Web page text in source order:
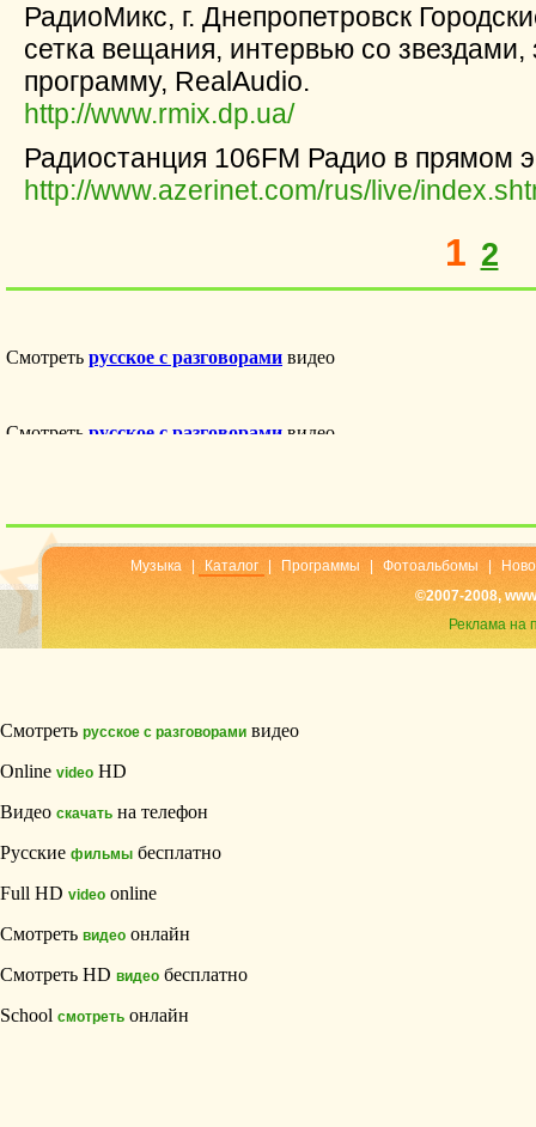
РадиоМикс, г. Днепропетровск
сетка вещания, интервью со
программу, RealAudio.
http://www.rmix.dp.ua/
Радиостанция 106FM Радио в прямом
http://www.azerinet.com/rus/live/
1 2
Музыка Каталог Программы Фотоальбомы
©2007-2008,
Реклама на
Смотреть русское с разговорами видео
Online video HD
Видео скачать на телефон
Русские фильмы бесплатно
Full HD video online
Смотреть видео онлайн
Смотреть HD видео бесплатно
School смотреть онлайн